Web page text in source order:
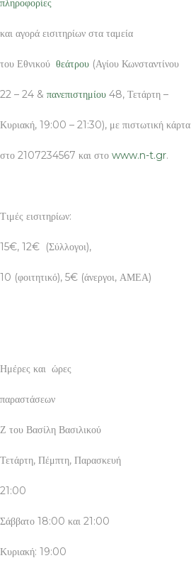
και αγορά εισιτηρίων στα ταμεία
του Εθνικού θεάτρου (Αγίου Κωνσταντίνου
22 – 24 & πανεπιστημίου 48, Τετάρτη –
Κυριακή, 19:00 – 21:30), με πιστωτική κάρτα
στο 2107234567 και στο www.n-t.gr.
Τιμές εισιτηρίων:
15€, 12€ (Σύλλογοι),
10 (φοιτητικό), 5€ (άνεργοι, ΑΜΕΑ)
Ημέρες και ώρες
παραστάσεων
Ζ του Βασίλη Βασιλικού
Τετάρτη, Πέμπτη, Παρασκευή
21:00
Σάββατο 18:00 και 21:00
Κυριακή: 19:00